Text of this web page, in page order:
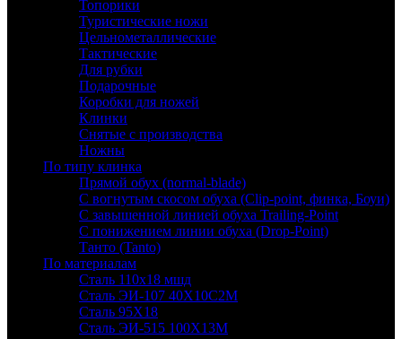
Топорики
Туристические ножи
Цельнометаллические
Тактические
Для рубки
Подарочные
Коробки для ножей
Клинки
Снятые с производства
Ножны
По типу клинка
Прямой обух (normal-blade)
С вогнутым скосом обуха (Clip-point, финка, Боуи)
С завышенной линией обуха Trailing-Point
С понижением линии обуха (Drop-Point)
Танто (Tanto)
По материалам
Сталь 110х18 мшд
Сталь ЭИ-107 40Х10С2М
Сталь 95Х18
Сталь ЭИ-515 100Х13М